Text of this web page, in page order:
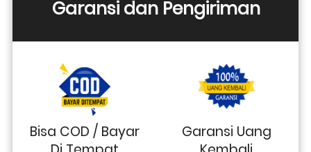
Garansi dan Pengiriman
Bisa COD / Bayar
Garansi Uang